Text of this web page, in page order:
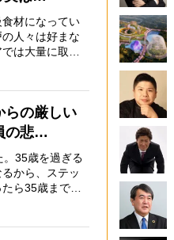
材になってい
人々は好まな
は大量に取れ
の厳しい
の悲…
35歳を過ぎる
から、ステッ
ら35歳までに